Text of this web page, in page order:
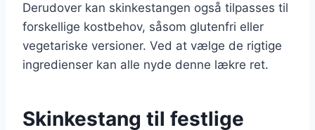
Derudover kan skinkestangen også tilpasses til
forskellige kostbehov, såsom glutenfri eller
vegetariske versioner. Ved at vælge de rigtige
ingredienser kan alle nyde denne lækre ret.
Skinkestang til festlige